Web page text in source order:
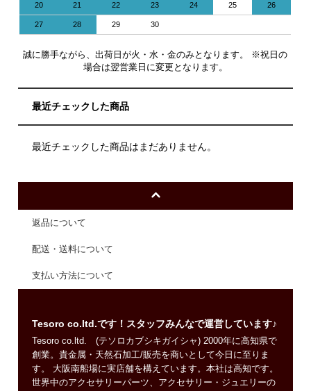
20 21 22 23 24 25 26
27 28 29 30
誠に勝手ながら、出荷日が火・水・金のみとなります。 ※祝日の
場合は翌営業日に変更となります。
最近チェックした商品
最近チェックした商品はまだありません。
返品について
配送・送料について
支払い方法について
Tesoro co.ltd.です！スタッフみんなで運営しています♪
Tesoro co.ltd. (テソロカブシキガイシャ) 2000年に高知県で
創業。貴金属・天然石加工/販売を商いとして今日に至りま
す。 大阪南船場に実店舗を構えています。本社は高知です。
世界中のアクセサリーパーツ、アクセサリー・ジュエリーの